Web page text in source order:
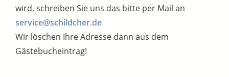
wird, schreiben Sie uns das bitte per Mail an
service@schildcher.de
Wir löschen Ihre Adresse dann aus dem
Gästebucheintrag!